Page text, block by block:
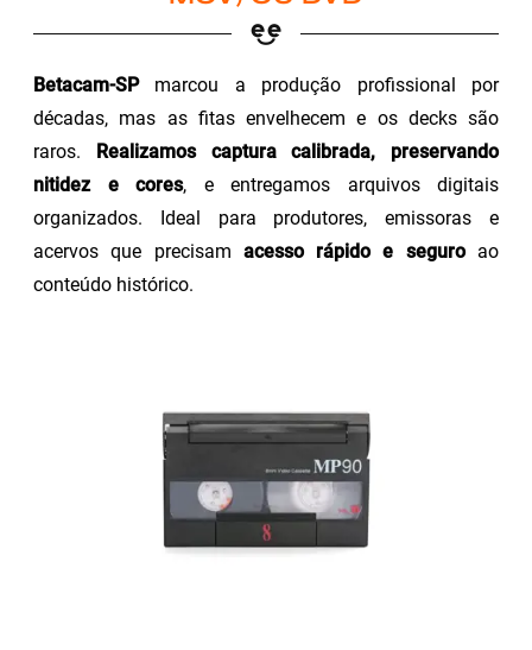
Betacam-SPmarcou a produção profissional por
décadas, mas as fitas envelhecem e os decks são
raros.
Realizamos captura calibrada, preservando
nitidez e cores, e entregamos arquivos digitais
organizados. Ideal para produtores, emissoras e
acervos que precisam acesso rápido e seguroao
conteúdo histórico.